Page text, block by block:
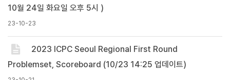
10월 24일 화요일 오후 5시 )
23-10-23
2023 ICPC Seoul Regional First Round
Problemset, Scoreboard (10/23 14:25 업데이트)